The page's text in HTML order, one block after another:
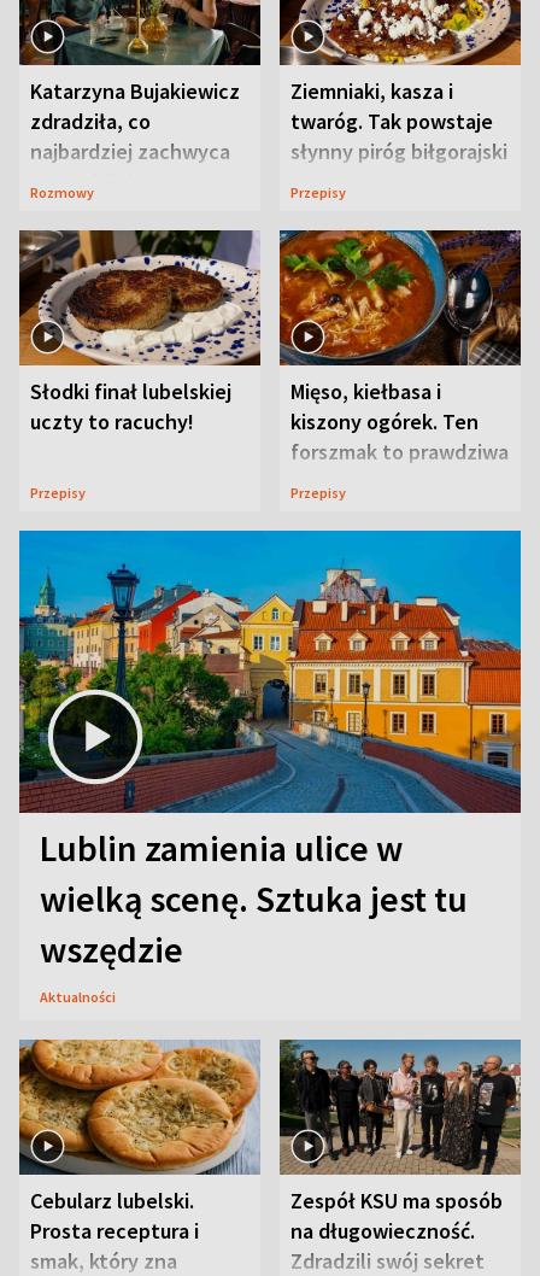
Katarzyna Bujakiewicz
zdradziła, co
najbardziej zachwyca
ją w Lublinie
Rozmowy
Ziemniaki, kasza i
twaróg. Tak powstaje
słynny piróg biłgorajski
Przepisy
Słodki finał lubelskiej
uczty to racuchy!
Przepisy
Mięso, kiełbasa i
kiszony ogórek. Ten
forszmak to prawdziwa
uczta
Przepisy
Lublin zamienia ulice w
wielką scenę. Sztuka jest tu
wszędzie
Aktualności
Cebularz lubelski.
Prosta receptura i
smak, który zna
Zespół KSU ma sposób
na długowieczność.
Zdradzili swój sekret